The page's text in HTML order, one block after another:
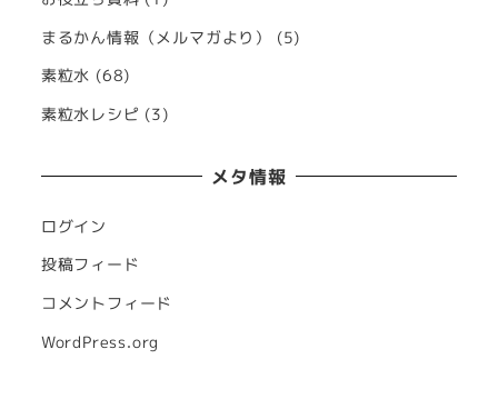
まるかん情報（メルマガより）
(5)
素粒水 (68)
素粒水レシピ (3)
メタ情報
ログイン
投稿フィード
コメントフィード
WordPress.org